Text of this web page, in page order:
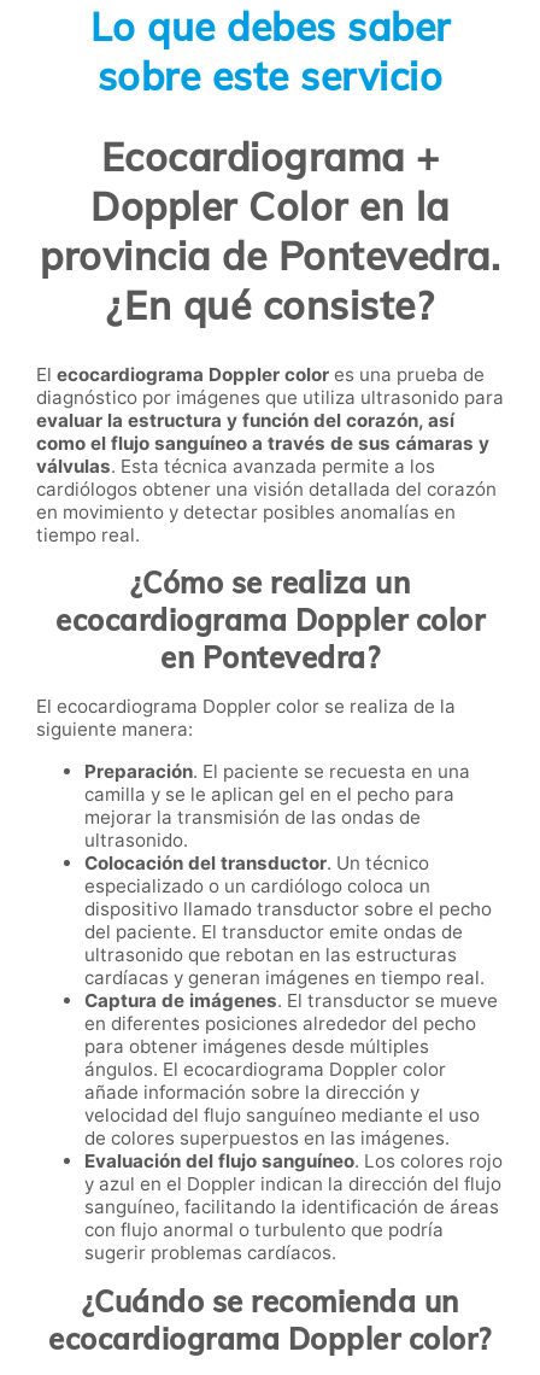
Lo que debes saber
sobre este servicio
Ecocardiograma +
Doppler Color en la
provincia de Pontevedra.
¿En qué consiste?
El ecocardiograma Doppler color es una prueba de
diagnóstico por imágenes que utiliza ultrasonido para
evaluar la estructura y función del corazón, así
como el flujo sanguíneo a través de sus cámaras y
válvulas. Esta técnica avanzada permite a los
cardiólogos obtener una visión detallada del corazón
en movimiento y detectar posibles anomalías en
tiempo real.
¿Cómo se realiza un
ecocardiograma Doppler color
en Pontevedra?
El ecocardiograma Doppler color se realiza de la
siguiente manera:
Preparación. El paciente se recuesta en una
camilla y se le aplican gel en el pecho para
mejorar la transmisión de las ondas de
ultrasonido.
Colocación del transductor. Un técnico
especializado o un cardiólogo coloca un
dispositivo llamado transductor sobre el pecho
del paciente. El transductor emite ondas de
ultrasonido que rebotan en las estructuras
cardíacas y generan imágenes en tiempo real.
Captura de imágenes. El transductor se mueve
en diferentes posiciones alrededor del pecho
para obtener imágenes desde múltiples
ángulos. El ecocardiograma Doppler color
añade información sobre la dirección y
velocidad del flujo sanguíneo mediante el uso
de colores superpuestos en las imágenes.
Evaluación del flujo sanguíneo. Los colores rojo
y azul en el Doppler indican la dirección del flujo
sanguíneo, facilitando la identificación de áreas
con flujo anormal o turbulento que podría
sugerir problemas cardíacos.
¿Cuándo se recomienda un
ecocardiograma Doppler color?